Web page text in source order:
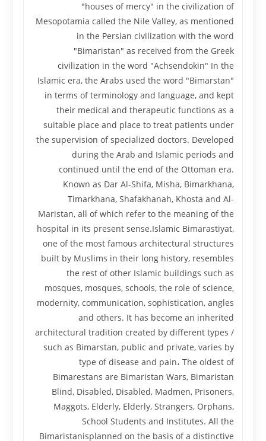
"houses of mercy" in the civilization of
Mesopotamia called the Nile Valley, as mentioned
in the Persian civilization with the word
"Bimaristan" as received from the Greek
civilization in the word "Achsendokin" In the
Islamic era, the Arabs used the word "Bimarstan"
in terms of terminology and language, and kept
their medical and therapeutic functions as a
suitable place and place to treat patients under
the supervision of specialized doctors. Developed
during the Arab and Islamic periods and
continued until the end of the Ottoman era.
Known as Dar Al-Shifa, Misha, Bimarkhana,
Timarkhana, Shafakhanah, Khosta and Al-
Maristan, all of which refer to the meaning of the
hospital in its present sense.Islamic Bimarastiyat,
one of the most famous architectural structures
built by Muslims in their long history, resembles
the rest of other Islamic buildings such as
mosques, mosques, schools, the role of science,
modernity, communication, sophistication, angles
and others. It has become an inherited
architectural tradition created by different types /
such as Bimarstan, public and private, varies by
type of disease and pain، The oldest of
Bimarestans are Bimaristan Wars, Bimaristan
Blind, Disabled, Disabled, Madmen, Prisoners,
Maggots, Elderly, Elderly, Strangers, Orphans,
School Students and Institutes. All the
Bimaristanisplanned on the basis of a distinctive